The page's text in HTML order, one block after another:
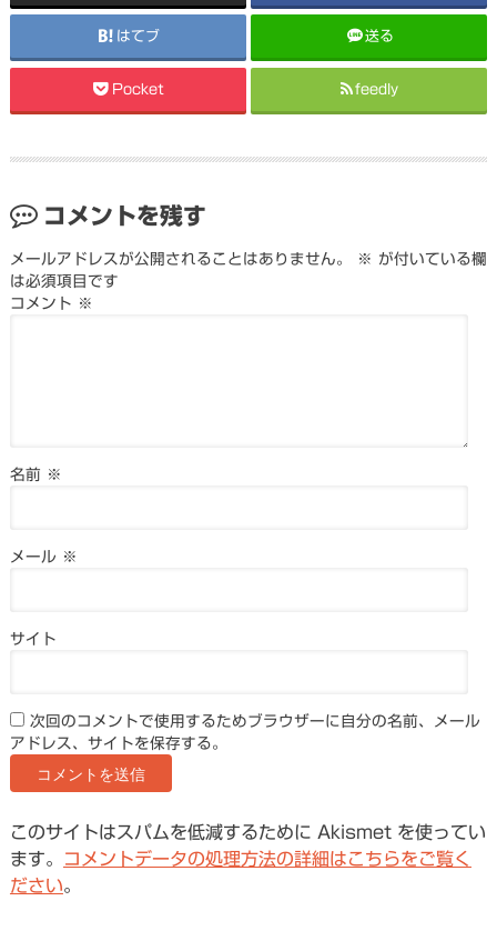
はてブ 送る
Pocket feedly
コメントを残す
メールアドレスが公開されることはありません。 ※ が付いている欄
は必須項目です
コメント ※
名前 ※
メール ※
サイト
次回のコメントで使用するためブラウザーに自分の名前、メール
アドレス、サイトを保存する。
このサイトはスパムを低減するために Akismet を使ってい
ます。
コメントデータの処理方法の詳細はこちらをご覧く
ださい。